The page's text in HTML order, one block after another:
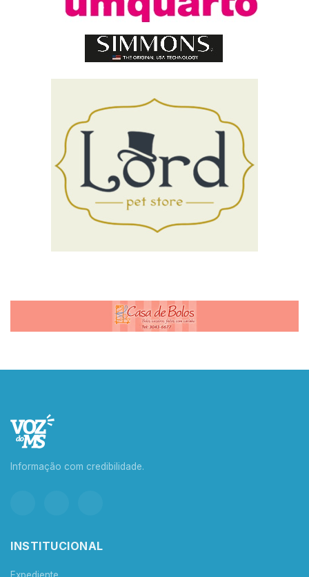
Informação com credibilidade.
INSTITUCIONAL